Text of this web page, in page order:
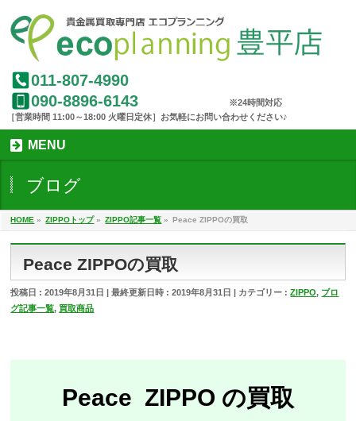
011-807-4990
090-8896-6143
MENU
ブログ
HOME » ZIPPOトップ» ZIPPO記事一覧 » Peace ZIPPOの買取
Peace ZIPPOの買取
投稿日 : 2019年8月31日 最終更新日時 : 2019年8月31日 カテゴリー :ZIPPO, ブロ
グ記事一覧, 買取商品
Peace ZIPPO の買取